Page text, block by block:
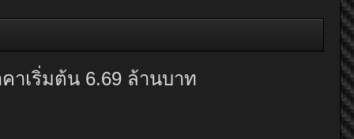
คาเริ่มต้น 6.69 ล้านบาท